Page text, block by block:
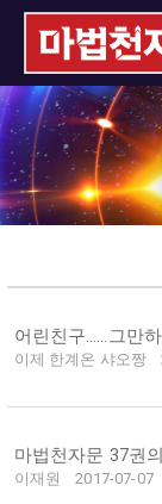
어린친구……그만
이제 한계온 샤오짱
마법천자문 37권
이재원
2017-07-07